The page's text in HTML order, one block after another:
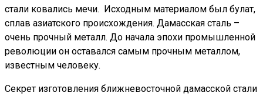
стали ковались мечи. Исходным материалом был булат,
сплав азиатского происхождения. Дамасская сталь –
очень прочный металл. До начала эпохи промышленной
революции он оставался самым прочным металлом,
известным человеку.
Секрет изготовления ближневосточной дамасской стали